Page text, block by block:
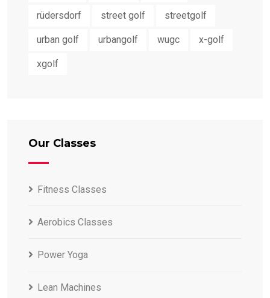
rüdersdorf street golf streetgolf
urban golf urbangolf wugc x-golf
xgolf
Our Classes
Fitness Classes
Aerobics Classes
Power Yoga
Lean Machines